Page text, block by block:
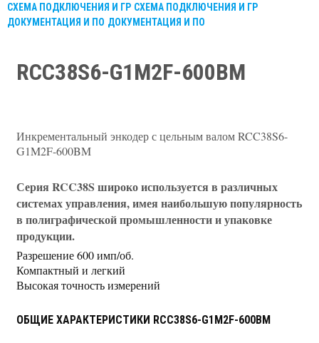
СХЕМА ПОДКЛЮЧЕНИЯ И ГР СХЕМА ПОДКЛЮЧЕНИЯ И ГР
ДОКУМЕНТАЦИЯ И ПО ДОКУМЕНТАЦИЯ И ПО
RCC38S6-G1M2F-600BM
Инкрементальный энкодер с цельным валом RCC38S6-
G1M2F-600BM
Серия RCC38S широко используется в различных
системах управления, имея наибольшую популярность
в полиграфической промышленности и упаковке
продукции.
Разрешение 600 имп/об.
Компактный и легкий
Высокая точность измерений
ОБЩИЕ ХАРАКТЕРИСТИКИ RCC38S6-G1M2F-600BM